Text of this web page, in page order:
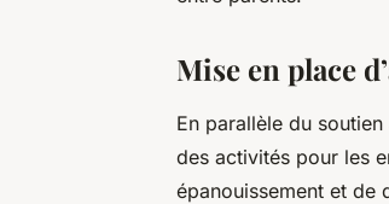
Mise en place
En parallèle du
des activités pour les
épanouissement et de